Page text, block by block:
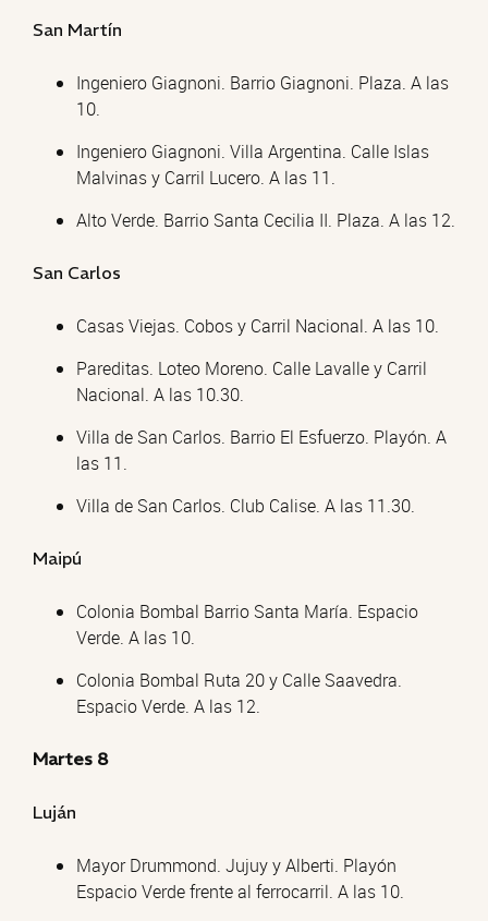
San Martín
Ingeniero Giagnoni. Barrio Giagnoni. Plaza. A las
10.
Ingeniero Giagnoni. Villa Argentina. Calle Islas
Malvinas y Carril Lucero. A las 11.
Alto Verde. Barrio Santa Cecilia II. Plaza. A las 12.
San Carlos
Casas Viejas. Cobos y Carril Nacional. A las 10.
Pareditas. Loteo Moreno. Calle Lavalle y Carril
Nacional. A las 10.30.
Villa de San Carlos. Barrio El Esfuerzo. Playón. A
las 11.
Villa de San Carlos. Club Calise. A las 11.30.
Maipú
Colonia Bombal Barrio Santa María. Espacio
Verde. A las 10.
Colonia Bombal Ruta 20 y Calle Saavedra.
Espacio Verde. A las 12.
Martes 8
Luján
Mayor Drummond. Jujuy y Alberti. Playón
Espacio Verde frente al ferrocarril. A las 10.